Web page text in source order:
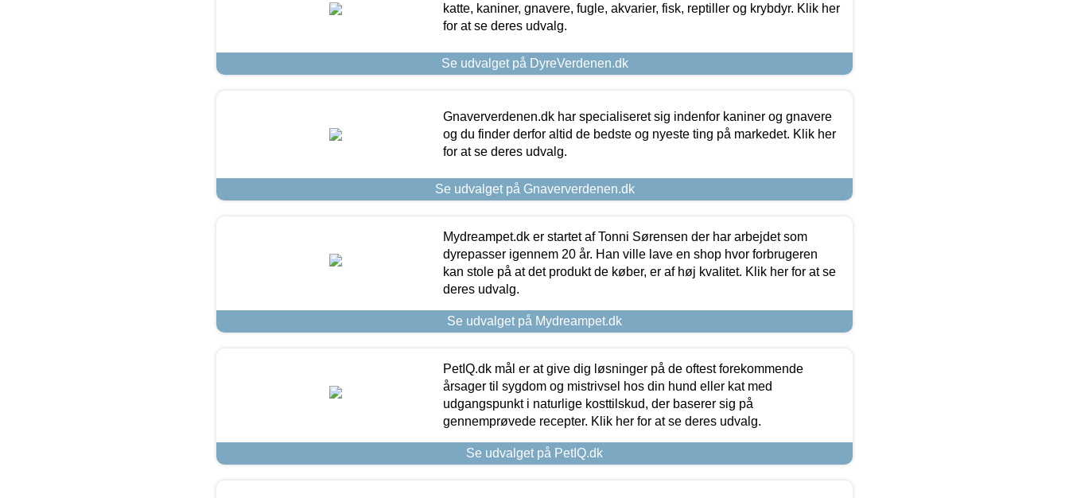
katte, kaniner, gnavere, fugle, akvarier, fisk, reptiller og krybdyr. Klik her
for at se deres udvalg.
Se udvalget på DyreVerdenen.dk
Gnaververdenen.dk har specialiseret sig indenfor kaniner og gnavere
og du finder derfor altid de bedste og nyeste ting på markedet. Klik her
for at se deres udvalg.
Se udvalget på Gnaververdenen.dk
Mydreampet.dk er startet af Tonni Sørensen der har arbejdet som
dyrepasser igennem 20 år. Han ville lave en shop hvor forbrugeren
kan stole på at det produkt de køber, er af høj kvalitet. Klik her for at se
deres udvalg.
Se udvalget på Mydreampet.dk
PetIQ.dk mål er at give dig løsninger på de oftest forekommende
årsager til sygdom og mistrivsel hos din hund eller kat med
udgangspunkt i naturlige kosttilskud, der baserer sig på
gennemprøvede recepter. Klik her for at se deres udvalg.
Se udvalget på PetIQ.dk